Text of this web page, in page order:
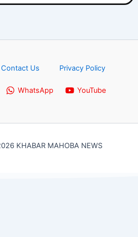
Contact Us Privacy Policy
WhatsApp YouTube
KHABAR MAHOBA NEWS